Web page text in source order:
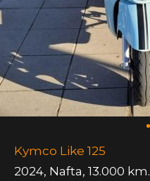
Kymco Like 125
2024, Nafta, 13.000 km.